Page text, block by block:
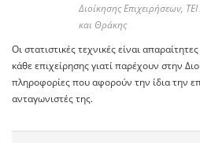
Διοίκησης Επιχειρήσεων,
και Θράκης
Οι στατιστικές τεχνικές είναι
κάθε επιχείρησης γιατί παρέχουν στην
πληροφορίες που αφορούν την ίδια την
ανταγωνιστές της.